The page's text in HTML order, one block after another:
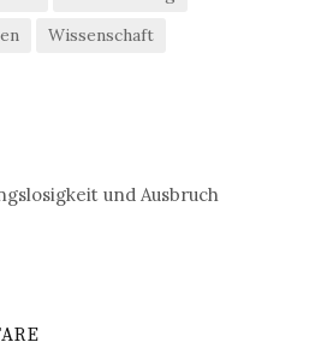
Wissenschaft
und Ausbruch